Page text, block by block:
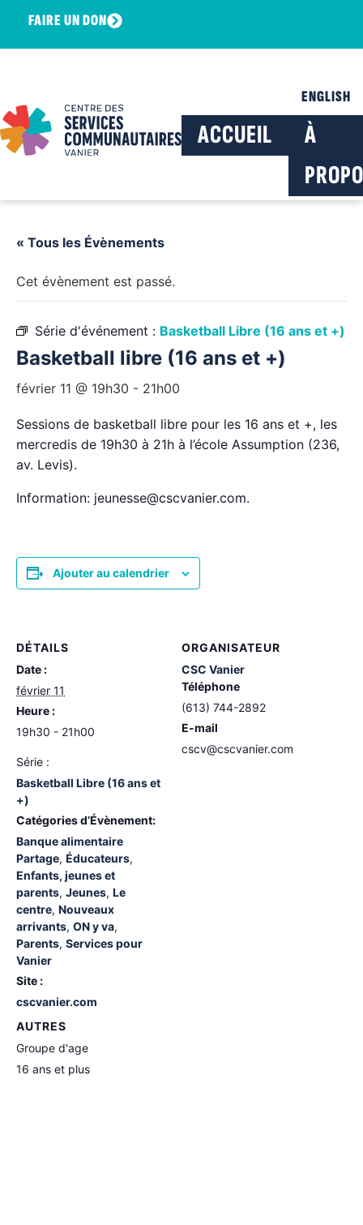
FAIRE UN DON
ENGLISH
ACCUEIL
À
« Tous les Évènements
Cet évènement est passé.
Série d'événement : Basketball Libre (16 ans et +)
Basketball libre (16 ans et +)
février 11 @ 19h30 - 21h00
Sessions de basketball libre pour les 16 ans et +, les
mercredis de 19h30 à 21h à l’école Assumption (236,
av. Levis).
Information: jeunesse@cscvanier.com.
Ajouter au calendrier
DÉTAILS
Date :
février 11
Heure :
19h30 - 21h00
Série :
Basketball Libre (16 ans et
+)
Catégories d’Évènement:
Banque alimentaire
Partage, Éducateurs,
Enfants, jeunes et
parents, Jeunes, Le
centre, Nouveaux
arrivants, ON y va,
Parents, Services pour
Vanier
Site :
cscvanier.com
ORGANISATEUR
CSC Vanier
Téléphone
(613) 744-2892
E-mail
cscv@cscvanier.com
AUTRES
Groupe d'age
16 ans et plus